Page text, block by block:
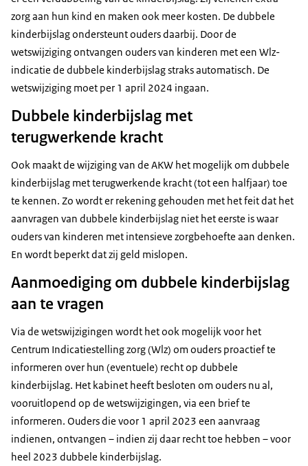
zorg aan hun kind en maken ook meer kosten. De dubbele
kinderbijslag ondersteunt ouders daarbij. Door de
wetswijziging ontvangen ouders van kinderen met een Wlz-
indicatie de dubbele kinderbijslag straks automatisch. De
wetswijziging moet per 1 april 2024 ingaan.
Dubbele kinderbijslag met
terugwerkende kracht
Ook maakt de wijziging van de AKW het mogelijk om dubbele
kinderbijslag met terugwerkende kracht (tot een halfjaar) toe
te kennen. Zo wordt er rekening gehouden met het feit dat het
aanvragen van dubbele kinderbijslag niet het eerste is waar
ouders van kinderen met intensieve zorgbehoefte aan denken.
En wordt beperkt dat zij geld mislopen.
Aanmoediging om dubbele kinderbijslag
aan te vragen
Via de wetswijzigingen wordt het ook mogelijk voor het
Centrum Indicatiestelling zorg (Wlz) om ouders proactief te
informeren over hun (eventuele) recht op dubbele
kinderbijslag. Het kabinet heeft besloten om ouders nu al,
vooruitlopend op de wetswijzigingen, via een brief te
informeren. Ouders die voor 1 april 2023 een aanvraag
indienen, ontvangen – indien zij daar recht toe hebben – voor
heel 2023 dubbele kinderbijslag.